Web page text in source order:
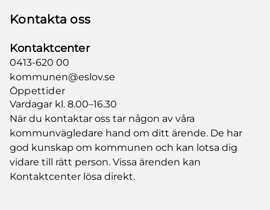
Kontakta oss
Kontaktcenter
0413-620 00
kommunen@eslov.se
Öppettider
Vardagar kl. 8.00–16.30
När du kontaktar oss tar någon av våra
kommunvägledare hand om ditt ärende. De har
god kunskap om kommunen och kan lotsa dig
vidare till rätt person. Vissa ärenden kan
Kontaktcenter lösa direkt.